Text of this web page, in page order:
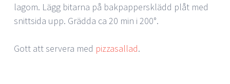
lagom. Lägg bitarna på bakpappersklädd plåt med
snittsida upp. Grädda ca 20 min i 200°.
Gott att servera med pizzasallad.